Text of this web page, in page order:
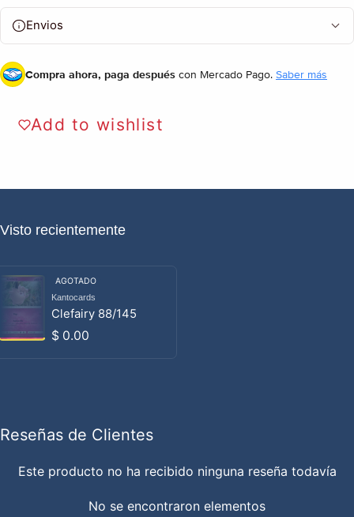
Envios
Compra ahora, paga después con Mercado Pago. Saber más
Add to wishlist
Visto recientemente
AGOTADO
Proveedor:
Kantocards
Clefairy 88/145
Precio habitual
$ 0.00
Reseñas de Clientes
Este producto no ha recibido ninguna reseña todavía
No se encontraron elementos